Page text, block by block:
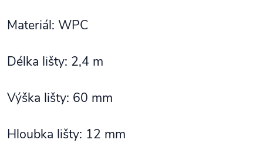
Materiál: WPC
Délka lišty: 2,4 m
Výška lišty: 60 mm
Hloubka lišty: 12 mm